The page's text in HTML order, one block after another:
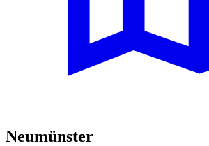
Neumünster